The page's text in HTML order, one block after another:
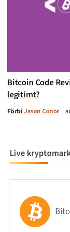
Bitcoin Code
legitimt?
Förbi Jason Conor
Live